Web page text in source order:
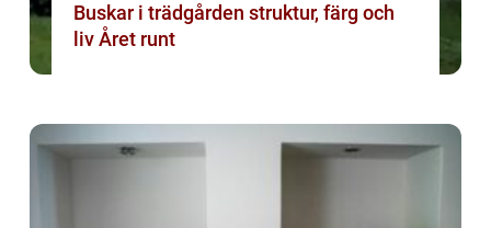
Buskar i trädgården struktur, färg och
liv Året runt